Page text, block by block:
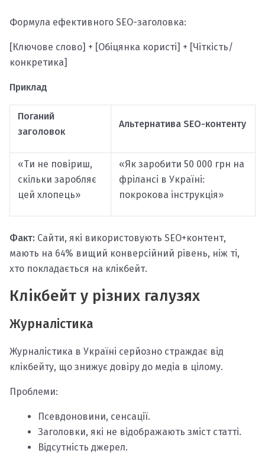
Формула ефективного SEO-заголовка:
[Ключове слово] + [Обіцянка користі] + [Чіткість/
конкретика]
Приклад
Поганий
заголовок
Альтернатива SEO-контенту
«Ти не повіриш,
скільки заробляє
цей хлопець»
«Як заробити 50 000 грн на
фрілансі в Україні:
покрокова інструкція»
Факт: Сайти, які використовують SEO+контент,
мають на 64% вищий конверсійний рівень, ніж ті,
хто покладається на клікбейт.
Клікбейт у різних галузях
Журналістика
Журналістика в Україні серйозно страждає від
клікбейту, що знижує довіру до медіа в цілому.
Проблеми:
Псевдоновини, сенсації.
Заголовки, які не відображають зміст статті.
Відсутність джерел.